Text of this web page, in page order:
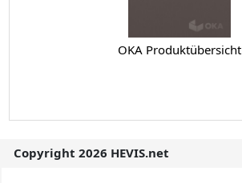
OKA Produktübersicht
Copyright 2026 HEVIS.net